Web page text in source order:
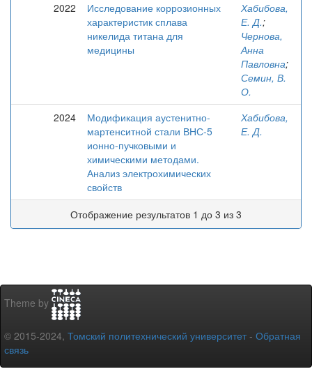
2022
Исследование коррозионных
характеристик сплава
никелида титана для
медицины
Хабибова,
Е. Д.;
Чернова,
Анна
Павловна;
Семин, В.
О.
2024
Модификация аустенитно-
мартенситной стали ВНС-5
ионно-пучковыми и
химическими методами.
Анализ электрохимических
свойств
Хабибова,
Е. Д.
Отображение результатов 1 до 3 из 3
Theme by
© 2015-2024, Томский политехнический университет - Обратная
связь